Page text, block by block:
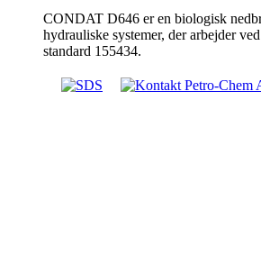
CONDAT D646 er en biologisk
hydrauliske systemer, der arbejder
standard 155434.